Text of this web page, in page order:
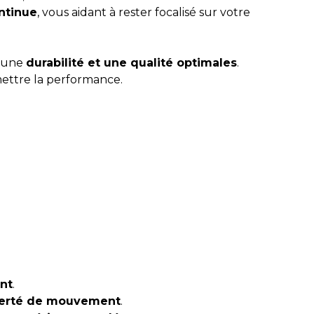
, vous aidant à rester focalisé sur votre
durabilité et une qualité optimales.
la performance.
.
de mouvement.